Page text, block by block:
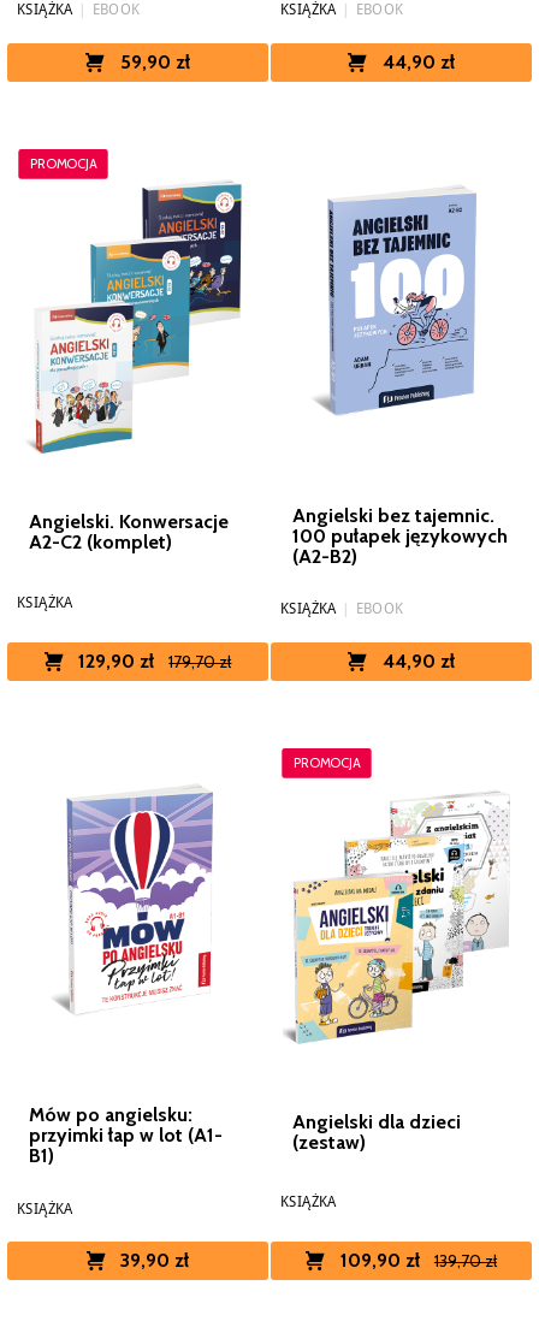
KSIĄŻKA EBOOK
59,90 zł
KSIĄŻKA EBOOK
44,90 zł
PROMOCJA
Angielski. Konwersacje
A2-C2 (komplet)
KSIĄŻKA
129,90 zł 179,70 zł
Angielski bez tajemnic.
100 pułapek językowych
(A2-B2)
KSIĄŻKA EBOOK
44,90 zł
Mów po angielsku:
przyimki łap w lot (A1-
B1)
KSIĄŻKA
39,90 zł
PROMOCJA
Angielski dla dzieci
(zestaw)
KSIĄŻKA
109,90 zł 139,70 zł